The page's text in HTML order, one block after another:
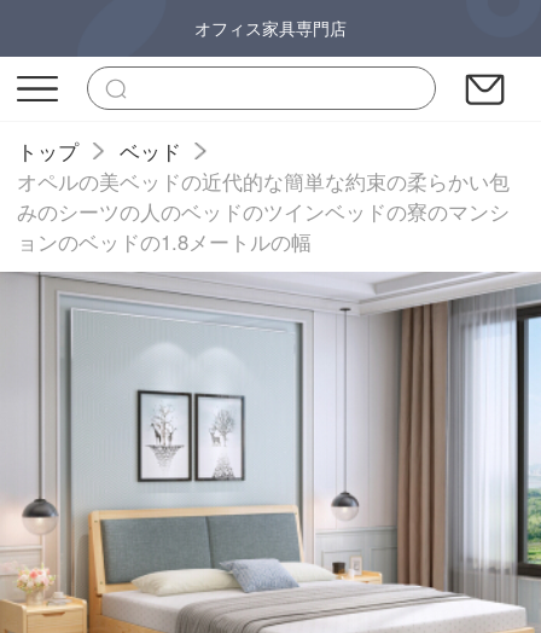
オフィス家具専門店
トップ
ベッド
オペルの美ベッドの近代的な簡単な約束の柔らかい包
みのシーツの人のベッドのツインベッドの寮のマンシ
ョンのベッドの1.8メートルの幅